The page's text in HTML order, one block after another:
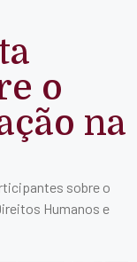
o
na
sobre o
Humanos e